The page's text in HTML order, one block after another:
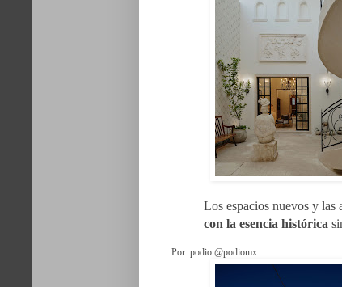
Los espacios nuevos y las
con la esencia histórica
Por: podio @podiomx